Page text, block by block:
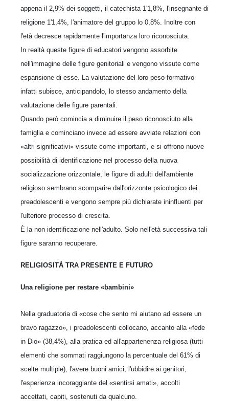
appena il 2,9% dei soggetti, il catechista 1'1,8%, l'insegnante di
religione 1'1,4%, l'animatore del gruppo lo 0,8%. Inoltre con
l'età decresce rapidamente l'importanza loro riconosciuta.
In realtà queste figure di educatori vengono assorbite
nell'immagine delle figure genitoriali e vengono vissute come
espansione di esse. La valutazione del loro peso formativo
infatti subisce, anticipandolo, lo stesso andamento della
valutazione delle figure parentali.
Quando però comincia a diminuire il peso riconosciuto alla
famiglia e cominciano invece ad essere avviate relazioni con
«altri significativi» vissute come importanti, e si offrono nuove
possibilità di identificazione nel processo della nuova
socializzazione orizzontale, le figure di adulti dell'ambiente
religioso sembrano scomparire dall'orizzonte psicologico dei
preadolescenti e vengono sempre più dichiarate ininfluenti per
l'ulteriore processo di crescita.
È la non identificazione nell'adulto. Solo nell'età successiva tali
figure saranno recuperare.
RELIGIOSITÀ TRA PRESENTE E FUTURO
Una religione per restare «bambini»
Nella graduatoria di «cose che sento mi aiutano ad essere un
bravo ragazzo», i preadolescenti collocano, accanto alla «fede
in Dio» (38,4%), alla pratica ed all'appartenenza religiosa (tutti
elementi che sommati raggiungono la percentuale del 61% di
scelte multiple), l'avere buoni amici, l'ubbidire ai genitori,
l'esperienza incoraggiante del «sentirsi amati», accolti
accettati, capiti, sostenuti da qualcuno.